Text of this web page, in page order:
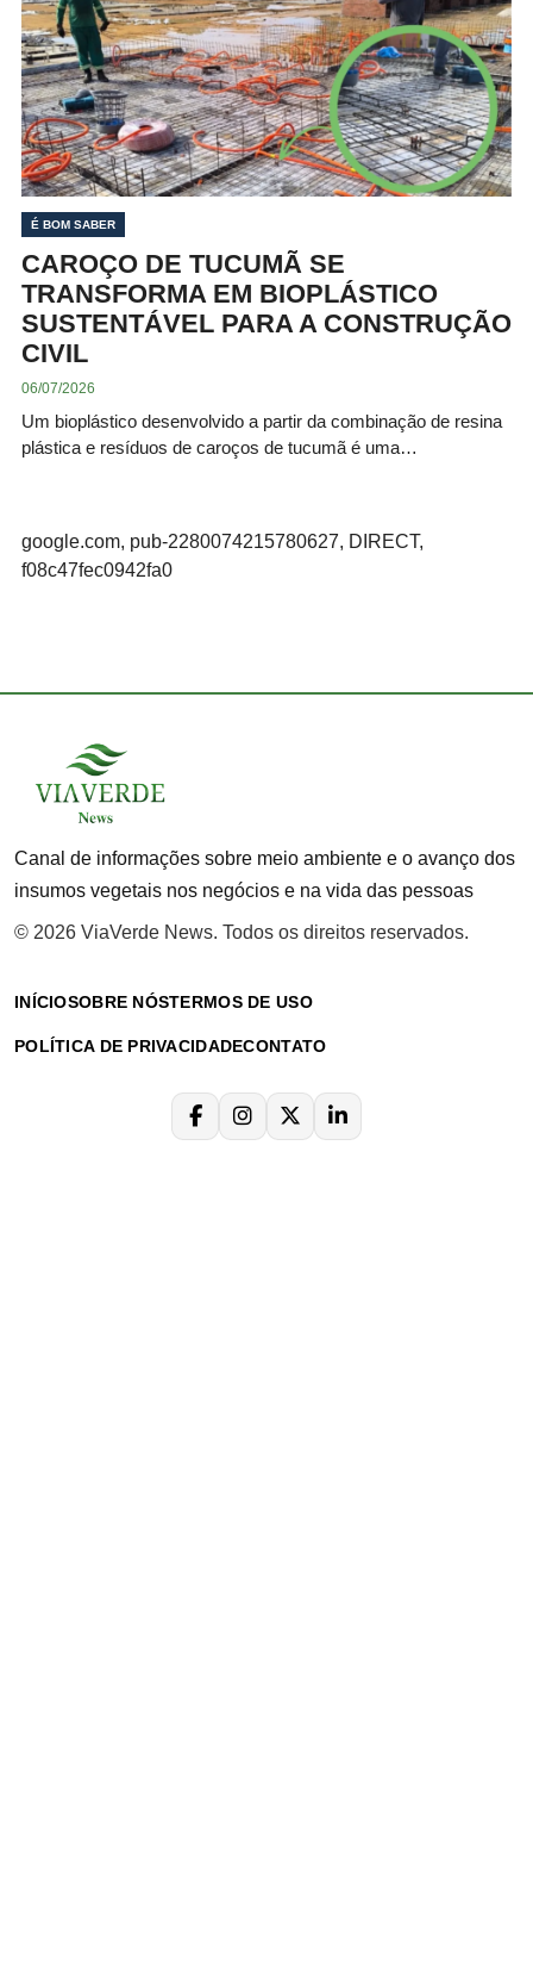
É BOM SABER
CAROÇO DE TUCUMÃ SE
TRANSFORMA EM BIOPLÁSTICO
SUSTENTÁVEL PARA A CONSTRUÇÃO
CIVIL
06/07/2026
Um bioplástico desenvolvido a partir da combinação de resina
plástica e resíduos de caroços de tucumã é uma…
google.com, pub-2280074215780627, DIRECT,
f08c47fec0942fa0
Canal de informações sobre meio ambiente e o avanço dos
insumos vegetais nos negócios e na vida das pessoas
© 2026 ViaVerde News. Todos os direitos reservados.
INÍCIOSOBRE NÓSTERMOS DE USO
POLÍTICA DE PRIVACIDADECONTATO